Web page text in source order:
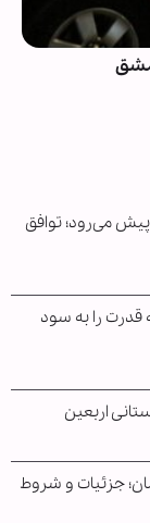
پیش می‌رود؛ توافق
قدرت را به سود
اربعین
جزئیات و شروط